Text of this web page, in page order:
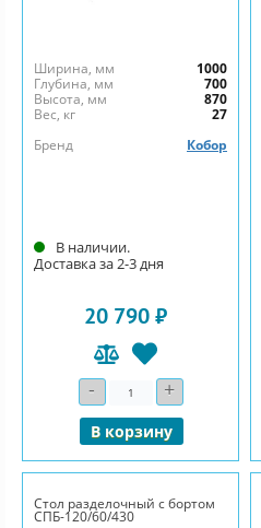
Ширина, мм
1000
Глубина, мм
700
Высота, мм
870
Вес, кг
27
Бренд
Кобор
В наличии.
Доставка за 2-3 дня
20 790 ₽
- Количество+
В корзину
Стол разделочный с бортом
СПБ-120/60/430